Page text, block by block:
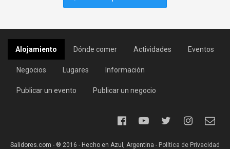
Alojamiento Dónde comer Actividades Eventos
Negocios Lugares Información
Publicar un evento Publicar un negocio
Salidores.com - ® 2016 - Hecho en Azul, Argentina - Política de Privacidad